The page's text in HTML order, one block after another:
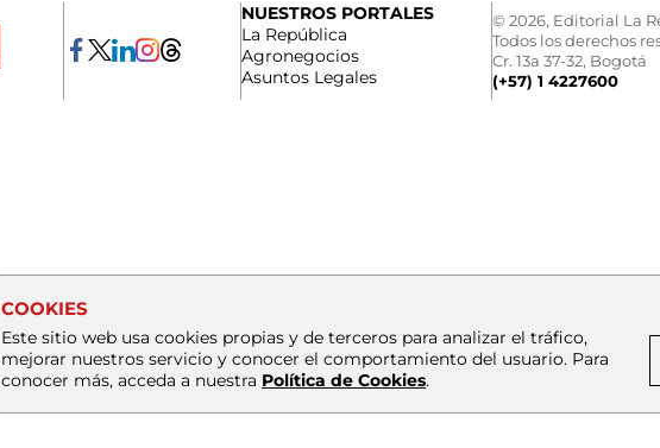
NUESTROS PORTALES
La República
Agronegocios
Asuntos Legales
© 2026, Editorial La
Todos los derechos
Cr. 13a 37-32, Bogotá
(+57) 1 4227600
COOKIES
Este sitio web usa cookies propias y de terceros para analizar el tráfico,
mejorar nuestros servicio y conocer el comportamiento del usuario. Para
conocer más, acceda a nuestra Política de Cookies.